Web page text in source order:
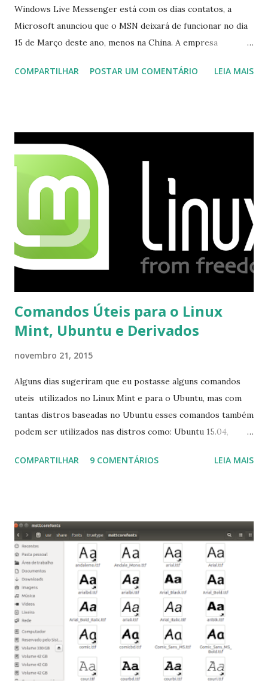
Windows Live Messenger está com os dias contatos, a
Microsoft anunciou que o MSN deixará de funcionar no dia
15 de Março deste ano, menos na China. A empresa
integrado com o serviço do MSN, segundo a empresa, os
o Windows Live (assim como muitos profissionais de TI) ,
mesmo na versão para Linux, claro, sempre existem outras
opções e o Pidgin, que se mostra como opção.
COMPARTILHAR POSTAR UM COMENTÁRIO LEIA MAIS
Comandos Úteis para o Linux
Mint, Ubuntu e Derivados
novembro 21, 2015
Alguns dias sugeriram que eu postasse alguns comandos
uteis utilizados no Linux Mint e para o Ubuntu, mas com
tantas distros baseadas no Ubuntu esses comandos também
podem ser utilizados nas distros como: Ubuntu 15.04,
Linux Mint 17, Pinguy OS 14.04, Elementary OS 0.3, Deepin
para usuários iniciantes... 1- Atualizar a lista de pacotes: $
sudo apt-get update 2- Atualizar toda a distro: $ sudo apt-
get -f dist-upgrade ou update-manager -d -c 3- Instalar
pacotes: $ sudo apt-get install [nome do pacote] 4-
Procurar arquivos corrompidos: $ sudo apt-get check 5-
Corrigir problemas de dependências, concluir instalação de
pacotes pendentes e outros erros: $ sudo apt-get -f install
6- Se o comando sudo apt-get -f install nã...
COMPARTILHAR 9 COMENTÁRIOS LEIA MAIS